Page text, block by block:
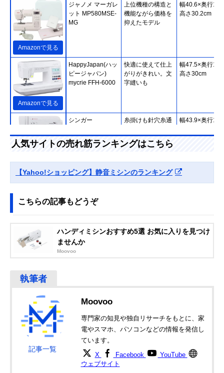
Amazonで見る
ジャノメ マーガレ
ット MP580MSE-
MG
上位機種の構造と
機能ながら価格を
抑えたモデル
幅40.6×奥行
高さ30.2cm
Amazonで見る
HappyJapan(ハッ
ピージャパン)
mycrie FFH-6000
快適に使えて仕上
がりがきれい。文
字縫いも
幅47.5×奥行
高さ30cm
シンガー
ヌウ プラス
SC227
糸掛けも針穴糸通
入れも簡単
幅43.9×奥行
人気サイトの売れ筋ランキングはこちら
【Yahoo!ショッピング】静音ミシンのランキング
こちらの記事もどうぞ
ハンディミシンおすすめ5選 お気に入りを見つけ
ませんか
Moovoo
記事一覧
Moovoo
専門家の知見や独自リサーチをもとに、家
電やスマホ、パソコンなどの情報を発信し
ています。
X Facebook
YouTube
ウェブサイト